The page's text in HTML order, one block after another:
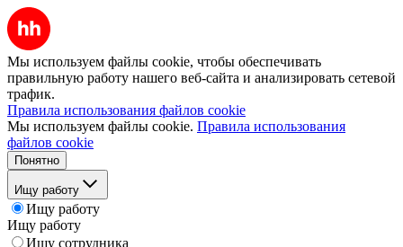
Мы используем файлы cookie, чтобы обеспечивать
правильную работу нашего веб-сайта и анализировать сетевой
трафик.
Правила использования файлов cookie
Мы используем файлы cookie. Правила использования
файлов cookie
Понятно
Ищу работу
Ищу работу
Ищу работу
Ищу сотрудника